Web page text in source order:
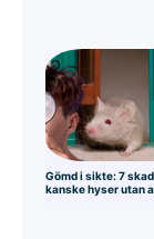
Gömd i sikte: 7
kanske hyser utan